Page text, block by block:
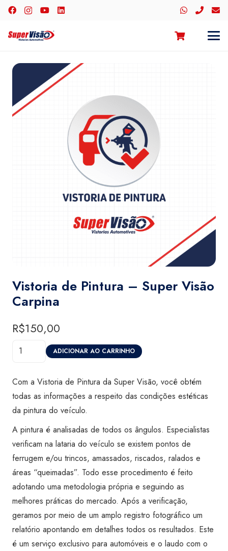
Vistoria de Pintura – Super Visão
Carpina
R$150,00
Vistoria
Super
Visão
Carpina
quantidade
ADICIONAR AO CARRINHO
Com a Vistoria de Pintura da Super Visão, você obtém
todas as informações a respeito das condições estéticas
da pintura do veículo.
A pintura é analisadas de todos os ângulos. Especialistas
verificam na lataria do veículo se existem pontos de
ferrugem e/ou trincos, amassados, riscados, ralados e
áreas “queimadas”. Todo esse procedimento é feito
adotando uma metodologia própria e seguindo as
melhores práticas do mercado. Após a verificação,
geramos por meio de um amplo registro fotográfico um
relatório apontando em detalhes todos os resultados. Este
é um serviço exclusivo para automóveis e o laudo com o